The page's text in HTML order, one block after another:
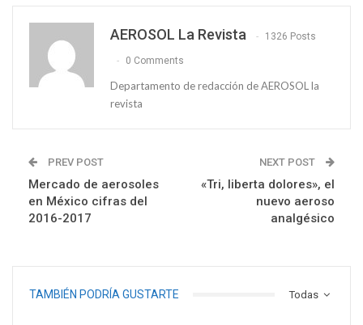
AEROSOL La Revista 1326 Posts
0 Comments
Departamento de redacción de AEROSOL la
revista
PREV POST
Mercado de aerosoles
en México cifras del
2016-2017
NEXT POST
«Tri, liberta dolores», el
nuevo aeroso
analgésico
Todas
TAMBIÉN PODRÍA GUSTARTE